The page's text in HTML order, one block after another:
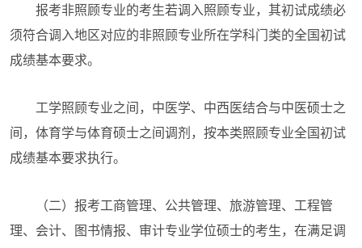
报考非照顾专业的考生若调入照顾专业，其初试成绩必
须符合调入地区对应的非照顾专业所在学科门类的全国初试
成绩基本要求。
工学照顾专业之间，中医学、中西医结合与中医硕士之
间，体育学与体育硕士之间调剂，按本类照顾专业全国初试
成绩基本要求执行。
（二）报考工商管理、公共管理、旅游管理、工程管
理、会计、图书情报、审计专业学位硕士的考生，在满足调